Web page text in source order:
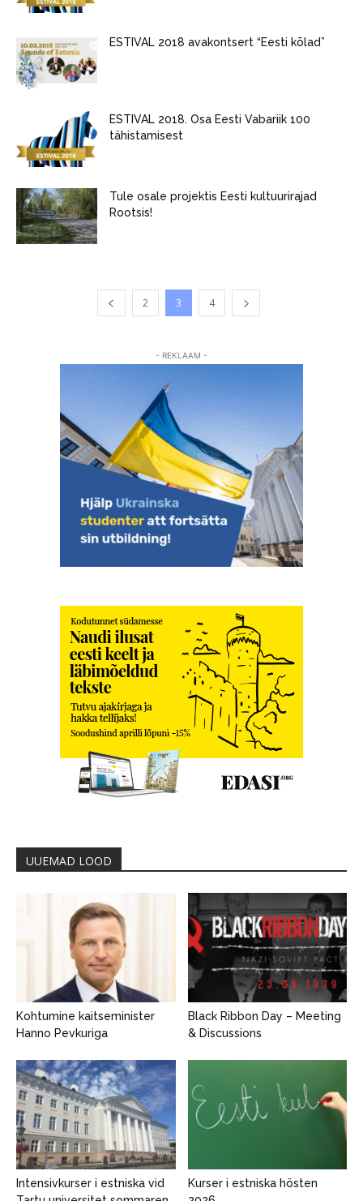
ESTIVAL 2018 avakontsert “Eesti kõlad”
ESTIVAL 2018. Osa Eesti Vabariik 100
tähistamisest
Tule osale projektis Eesti kultuurirajad
Rootsis!
2 3 4
- REKLAAM -
UUEMAD LOOD
Kohtumine kaitseminister
Hanno Pevkuriga
Black Ribbon Day – Meeting
& Discussions
Intensivkurser i estniska vid
Kurser i estniska hösten